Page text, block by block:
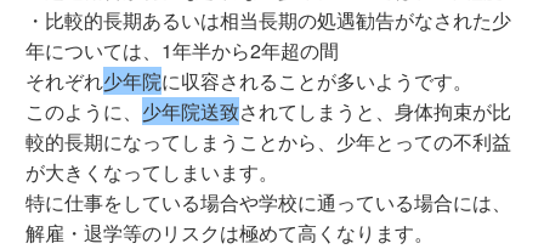
・比較的長期あるいは相当長期の処遇勧告がなされた少
年については、1年半から2年超の間
それぞれ少年院に収容されることが多いようです。
このように、 少年院送致されてしまうと、身体拘束が比
較的長期になってしまうことから、少年とっての不利益
が大きくなってしまいます。
特に仕事をしている場合や学校に通っている場合には、
解雇・退学等のリスクは極めて高くなります。